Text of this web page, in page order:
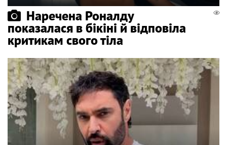
Наречена Роналду
показалася в бікіні й відповіла
критикам свого тіла